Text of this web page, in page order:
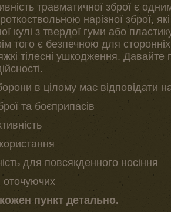
травматичної зброї є
нарізної зброї,
кулі з твердої гуми або
того є безпечною для
тілесні ушкодження. Давайте
в цілому має відповідати
та боєприпасів
для повсякденного носіння
оточуючих
пункт детально.